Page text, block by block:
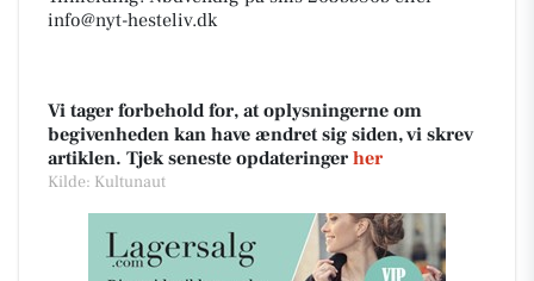
info@nyt-hesteliv.dk
Vi tager forbehold for, at oplysningerne om
begivenheden kan have ændret sig siden, vi skrev
artiklen. Tjek seneste opdateringer her
Kilde: Kultunaut